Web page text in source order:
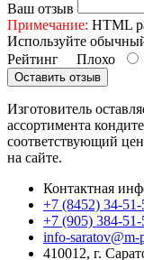
Ваш отзыв
Примечание: HTML
Используйте
Рейтинг Плохо
Оставить отзыв
Изготовитель
ассортимента
соответствующий
на сайте.
Контактная
+7 (8452) 34-51-
+7 (905) 384-51-
info-saratov@m-
410012, г.